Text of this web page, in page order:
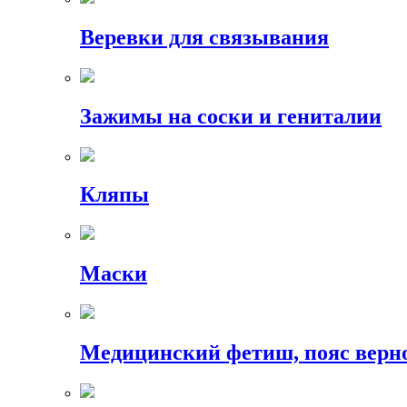
Веревки для связывания
Зажимы на соски и гениталии
Кляпы
Маски
Медицинский фетиш, пояс